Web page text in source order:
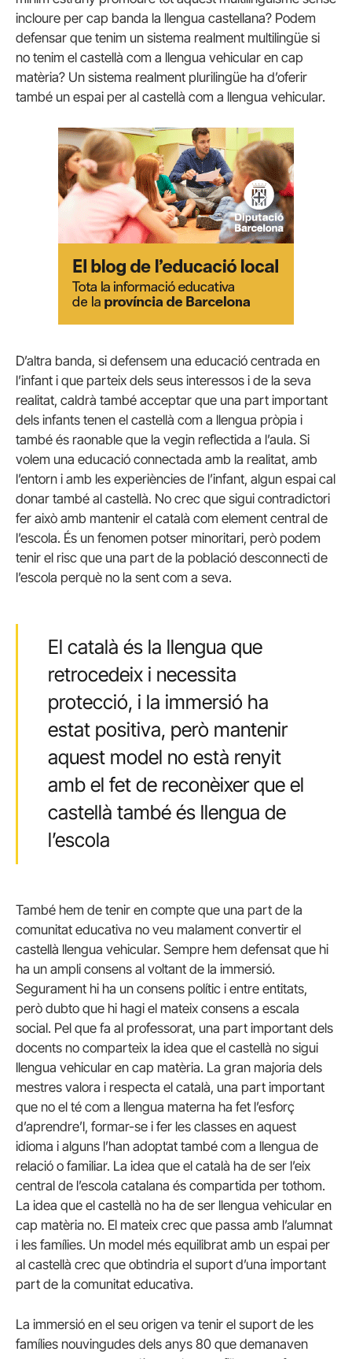
incloure per cap banda la llengua castellana? Podem
defensar que tenim un sistema realment multilingüe si
no tenim el castellà com a llengua vehicular en cap
matèria? Un sistema realment plurilingüe ha d’oferir
també un espai per al castellà com a llengua vehicular.
D’altra banda, si defensem una educació centrada en
l’infant i que parteix dels seus interessos i de la seva
realitat, caldrà també acceptar que una part important
dels infants tenen el castellà com a llengua pròpia i
també és raonable que la vegin reflectida a l’aula. Si
volem una educació connectada amb la realitat, amb
l’entorn i amb les experiències de l’infant, algun espai cal
donar també al castellà. No crec que sigui contradictori
fer això amb mantenir el català com element central de
l’escola. És un fenomen potser minoritari, però podem
tenir el risc que una part de la població desconnecti de
l’escola perquè no la sent com a seva.
El català és la llengua que
retrocedeix i necessita
protecció, i la immersió ha
estat positiva, però mantenir
aquest model no està renyit
amb el fet de reconèixer que el
castellà també és llengua de
l’escola
També hem de tenir en compte que una part de la
comunitat educativa no veu malament convertir el
castellà llengua vehicular. Sempre hem defensat que hi
ha un ampli consens al voltant de la immersió.
Segurament hi ha un consens polític i entre entitats,
però dubto que hi hagi el mateix consens a escala
social. Pel que fa al professorat, una part important dels
docents no comparteix la idea que el castellà no sigui
llengua vehicular en cap matèria. La gran majoria dels
mestres valora i respecta el català, una part important
que no el té com a llengua materna ha fet l’esforç
d’aprendre’l, formar-se i fer les classes en aquest
idioma i alguns l’han adoptat també com a llengua de
relació o familiar. La idea que el català ha de ser l’eix
central de l’escola catalana és compartida per tothom.
La idea que el castellà no ha de ser llengua vehicular en
cap matèria no. El mateix crec que passa amb l’alumnat
i les famílies. Un model més equilibrat amb un espai per
al castellà crec que obtindria el suport d’una important
part de la comunitat educativa.
La immersió en el seu origen va tenir el suport de les
famílies nouvingudes dels anys 80 que demanaven